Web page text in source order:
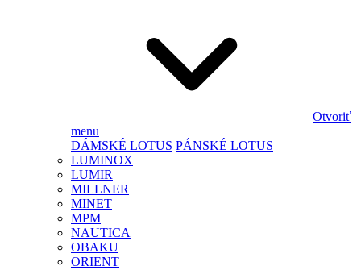
Otvoriť
menu
DÁMSKÉ LOTUS PÁNSKÉ LOTUS
LUMINOX
LUMIR
MILLNER
MINET
MPM
NAUTICA
OBAKU
ORIENT